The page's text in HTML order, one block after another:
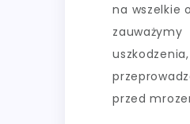
na wszelkie
przed